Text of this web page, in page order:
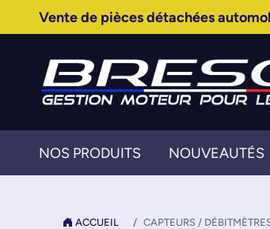
Vente de pièces détachées
NOS PRODUITS NOUVEAUTÉS
ACCUEIL CAPTEURS /